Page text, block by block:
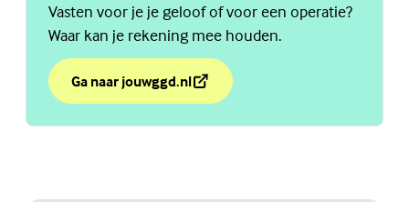
Vasten voor je je geloof of voor een operatie?
Waar kan je rekening mee houden.
Ga naar jouwggd.nl
over Vasten
(Externe link)